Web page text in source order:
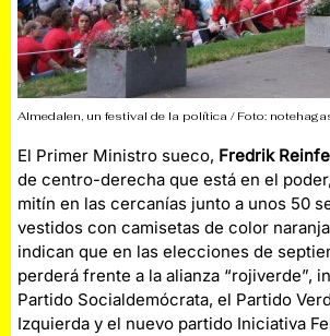
Almedalen, un festival de la política / Foto:
El Primer Ministro sueco, Fredrik
de centro-derecha que está en el
mitín en las cercanías junto a unos 50
vestidos con camisetas de color
indican que en las elecciones de
perderá frente a la alianza “rojiverde”,
Partido Socialdemócrata, el Partido
Izquierda y el nuevo partido Iniciativa